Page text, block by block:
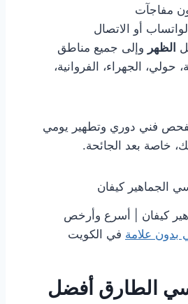
مفاجآت
أو الاتصال
الظهر وإلى جميع مناطق
حولي، الجهراء، الفروانية،
فني دوري وتطهير يومي
خاصة بعد الجائحة.
كيفان | أسرع وأرخص
بدون علامة في الكويت
الطارق أفضل